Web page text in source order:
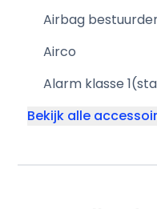
Airbag
Airco
Alarm klasse
Bekijk alle